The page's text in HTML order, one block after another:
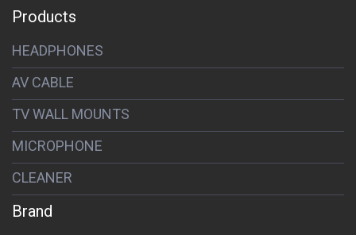
Products
HEADPHONES
AV CABLE
TV WALL MOUNTS
MICROPHONE
CLEANER
Brand